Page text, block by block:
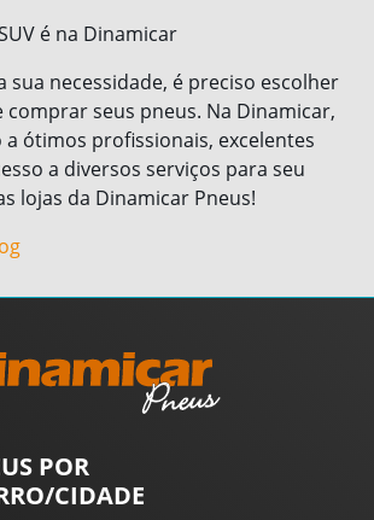
é na Dinamicar
sua necessidade, é preciso escolher
seus pneus. Na Dinamicar,
a ótimos profissionais, excelentes
a diversos serviços para seu
lojas da Dinamicar Pneus!
POR
CIDADE